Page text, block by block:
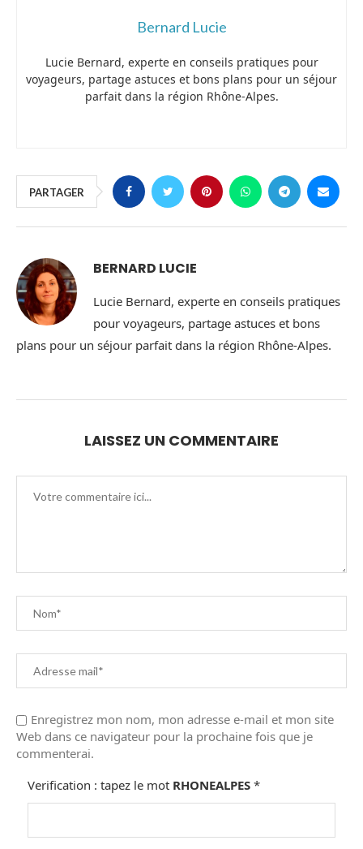
Bernard Lucie
Lucie Bernard, experte en conseils pratiques pour
voyageurs, partage astuces et bons plans pour un séjour
parfait dans la région Rhône-Alpes.
PARTAGER
BERNARD LUCIE
Lucie Bernard, experte en conseils pratiques
pour voyageurs, partage astuces et bons
plans pour un séjour parfait dans la région Rhône-Alpes.
LAISSEZ UN COMMENTAIRE
Enregistrez mon nom, mon adresse e-mail et mon site
Web dans ce navigateur pour la prochaine fois que je
commenterai.
Verification : tapez le mot RHONEALPES *